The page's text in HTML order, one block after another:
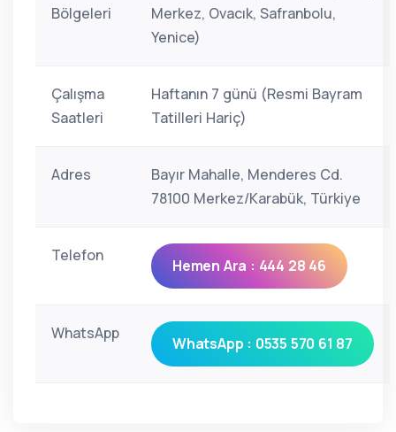
Bölgeleri
Merkez, Ovacık, Safranbolu,
Yenice)
Çalışma
Saatleri
Haftanın 7 günü (Resmi Bayram
Tatilleri Hariç)
Adres
Bayır Mahalle, Menderes Cd.
78100 Merkez/Karabük, Türkiye
Telefon
Hemen Ara : 444 28 46
WhatsApp
WhatsApp : 0535 570 61 87